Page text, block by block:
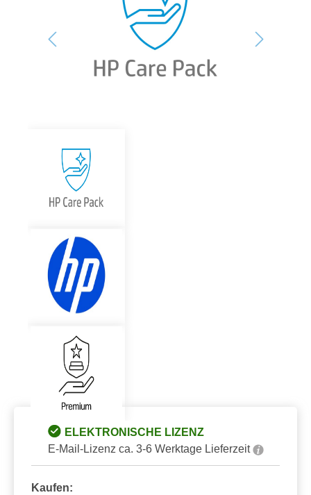
ELEKTRONISCHE LIZENZ
E-Mail-Lizenz ca. 3-6 Werktage Lieferzeit
Kaufen: